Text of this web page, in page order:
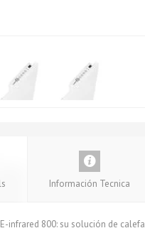
Información Tecnica
infrared 800: su solución de